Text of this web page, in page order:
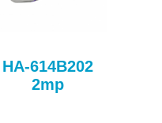
HA-614B202
2mp